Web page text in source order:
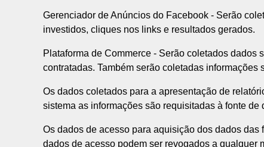
Gerenciador de Anúncios do Facebook - Serão
investidos, cliques nos links e resultados gerados.
Plataforma de Commerce - Serão coletados
contratadas. Também serão coletadas
Os dados coletados para a apresentação de
sistema as informações são requisitadas à fonte
Os dados de acesso para aquisição dos dados
dados de acesso podem ser revogados a qualquer